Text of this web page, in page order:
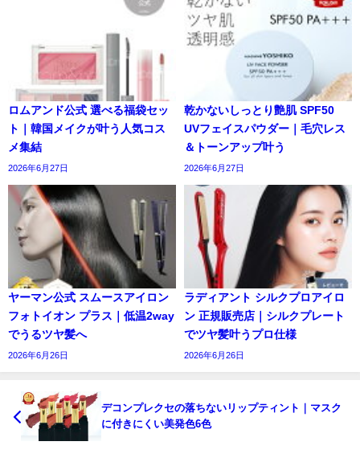
ロムアンド公式 選べる福袋セッ
ト｜韓国メイクが叶う人気コス
メ集結
2026年6月27日
乾かないしっとり艶肌 SPF50
UVフェイスパウダー｜毛穴レス
＆トーンアップ叶う
2026年6月27日
ヤーマン公式 スムースアイロン
フォトイオン プラス｜低温2way
でうるツヤ髪へ
2026年6月26日
ラディアント シルクプロアイロ
ン 正規販売店｜シルクプレート
でツヤ髪叶うプロ仕様
2026年6月26日
デコンプレクセの落ちないリップティント｜マスク
に付きにくい美発色6色